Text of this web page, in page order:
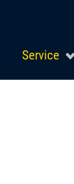
Service